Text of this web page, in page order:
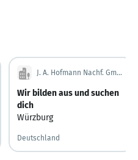
J. A. Hofmann Nachf. GmbH
Wir bilden aus und suchen
dich
Würzburg
Deutschland